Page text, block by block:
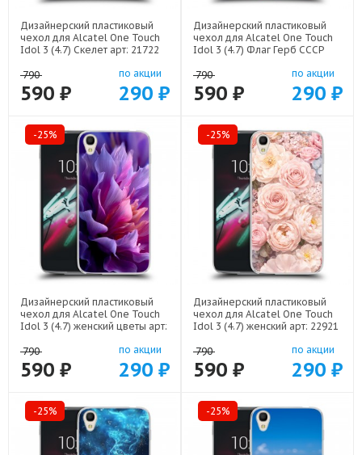
Дизайнерский пластиковый
чехол для Alcatel One Touch
Idol 3 (4.7) Скелет арт: 21722
790
590 ₽
по акции
290 ₽
Дизайнерский пластиковый
чехол для Alcatel One Touch
Idol 3 (4.7) Флаг Герб СССР
790
590 ₽
по акции
290 ₽
-25%
Дизайнерский пластиковый
чехол для Alcatel One Touch
Idol 3 (4.7) женский цветы арт:
790
590 ₽
по акции
290 ₽
-25%
Дизайнерский пластиковый
чехол для Alcatel One Touch
Idol 3 (4.7) женский арт: 22921
790
590 ₽
по акции
290 ₽
-25% -25%